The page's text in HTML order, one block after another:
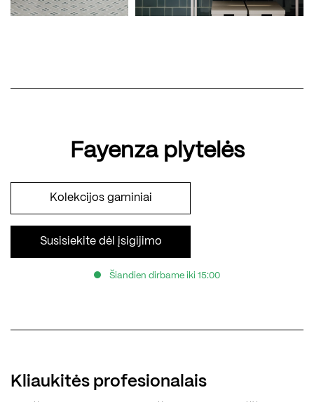
Fayenza plytelės
Kolekcijos gaminiai
Susisiekite dėl įsigijimo
Šiandien dirbame iki 15:00
Kliaukitės profesionalais